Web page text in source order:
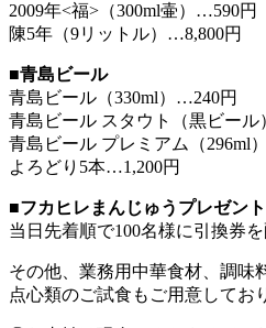
2009年<福>（300ml壷）…590円
陳5年（9リットル）…8,800円
■青島ビール
青島ビール（330ml）…240円
青島ビール スタウト（黒ビール
青島ビール プレミアム（296ml
よろどり5本…1,200円
■フカヒレまんじゅうプレゼント
当日先着順で100名様に引換券を
その他、業務用中華食材、調味
点心類のご試食もご用意してお